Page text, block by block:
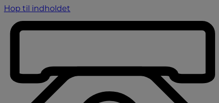
Hop til indholdet